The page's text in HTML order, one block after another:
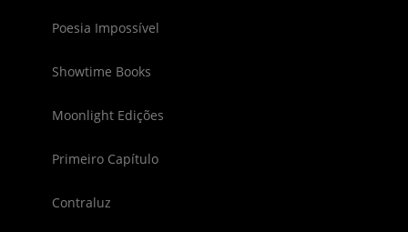
Poesia Impossível
Showtime Books
Moonlight Edições
Primeiro Capítulo
Contraluz